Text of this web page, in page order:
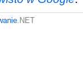
.NET